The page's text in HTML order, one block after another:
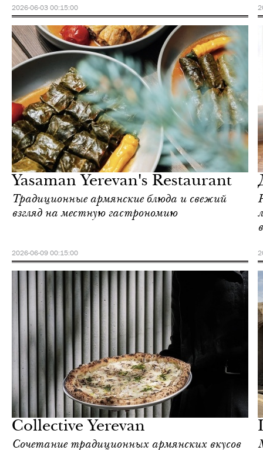
2026-06-03 00:15:00
Yasaman Yerevan's Restaurant
Традиционные армянские блюда и свежий
взгляд на местную гастрономию
2026-06-09 00:15:00
Guide
Collective Yerevan
Сочетание традиционных армянских вкусов
Guide